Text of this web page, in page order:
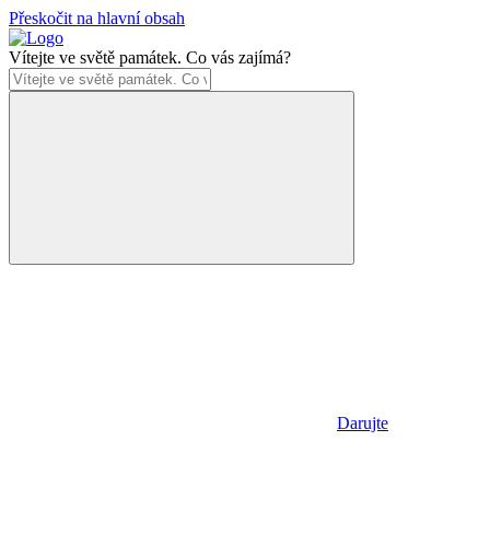
Přeskočit na hlavní obsah
Vítejte ve světě památek. Co vás zajímá?
Darujte